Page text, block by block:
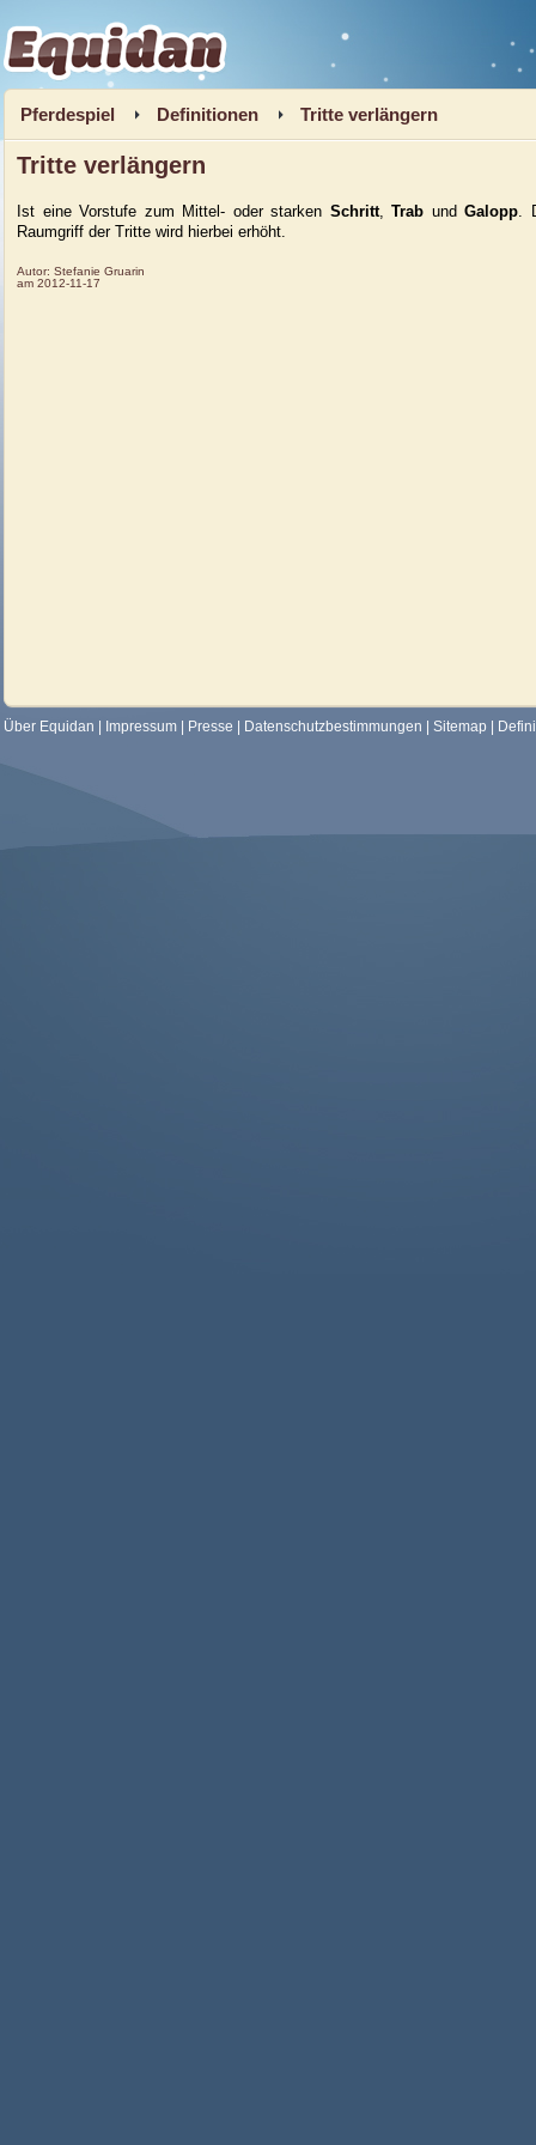
Equidan
Pferdespiel Definitionen Tritte verlängern
Tritte verlängern
Ist eine Vorstufe zum Mittel- oder starken Schritt,Trab undGalopp.
Raumgriff der Tritte wird hierbei erhöht.
Autor: Stefanie Gruarin
am 2012-11-17
Über Equidan Impressum Presse Datenschutzbestimmungen Sitemap